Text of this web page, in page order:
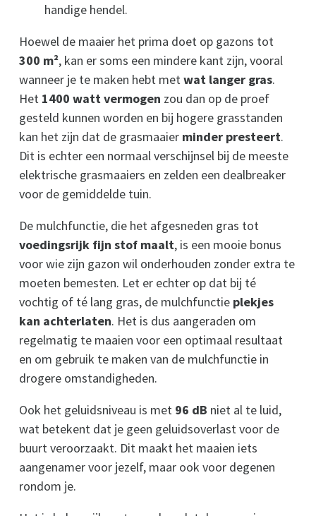
handige hendel.
Hoewel de maaier het prima doet op gazons tot
300 m², kan er soms een mindere kant zijn, vooral
wanneer je te maken hebt met wat langer gras.
Het 1400 watt vermogen zou dan op de proef
gesteld kunnen worden en bij hogere grasstanden
kan het zijn dat de grasmaaier minder presteert.
Dit is echter een normaal verschijnsel bij de meeste
elektrische grasmaaiers en zelden een dealbreaker
voor de gemiddelde tuin.
De mulchfunctie, die het afgesneden gras tot
voedingsrijk fijn stof maalt, is een mooie bonus
voor wie zijn gazon wil onderhouden zonder extra te
moeten bemesten. Let er echter op dat bij té
vochtig of té lang gras, de mulchfunctie plekjes
kan achterlaten. Het is dus aangeraden om
regelmatig te maaien voor een optimaal resultaat
en om gebruik te maken van de mulchfunctie in
drogere omstandigheden.
Ook het geluidsniveau is met 96 dB niet al te luid,
wat betekent dat je geen geluidsoverlast voor de
buurt veroorzaakt. Dit maakt het maaien iets
aangenamer voor jezelf, maar ook voor degenen
rondom je.